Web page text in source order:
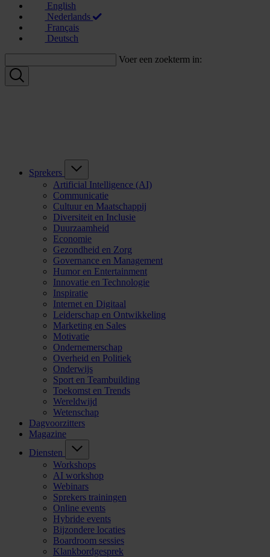
English
Nederlands
Français
Deutsch
Voer een zoekterm in:
Sprekers
Artificial Intelligence (AI)
Communicatie
Cultuur en Maatschappij
Diversiteit en Inclusie
Duurzaamheid
Economie
Gezondheid en Zorg
Governance en Management
Humor en Entertainment
Innovatie en Technologie
Inspiratie
Internet en Digitaal
Leiderschap en Ontwikkeling
Marketing en Sales
Motivatie
Ondernemerschap
Overheid en Politiek
Onderwijs
Sport en Teambuilding
Toekomst en Trends
Wereldwijd
Wetenschap
Dagvoorzitters
Magazine
Diensten
Workshops
AI workshop
Webinars
Sprekers trainingen
Online events
Hybride events
Bijzondere locaties
Boardroom sessies
Klankbordgesprek